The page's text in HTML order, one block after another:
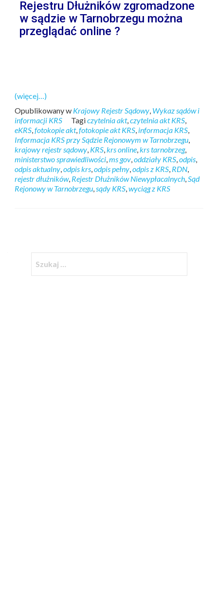
Rejestru Dłużników zgromadzone
w sądzie w Tarnobrzegu można
przeglądać online ?
(więcej…)
Opublikowany w Krajowy Rejestr Sądowy, Wykaz sądów i
informacji KRS
Tagiczytelnia akt,czytelnia akt KRS,
eKRS,fotokopie akt,fotokopie akt KRS, informacja KRS,
Informacja KRS przy Sądzie Rejonowym w Tarnobrzegu,
krajowy rejestr sądowy, KRS,krs online,krs tarnobrzeg,
ministerstwo sprawiedliwości,ms gov,oddziały KRS,odpis,
odpis aktualny,odpis krs,odpis pełny,odpis z KRS, RDN,
rejestr dłużników, Rejestr Dłużników Niewypłacalnych,Sąd
Rejonowy w Tarnobrzegu,sądy KRS,wyciąg z KRS